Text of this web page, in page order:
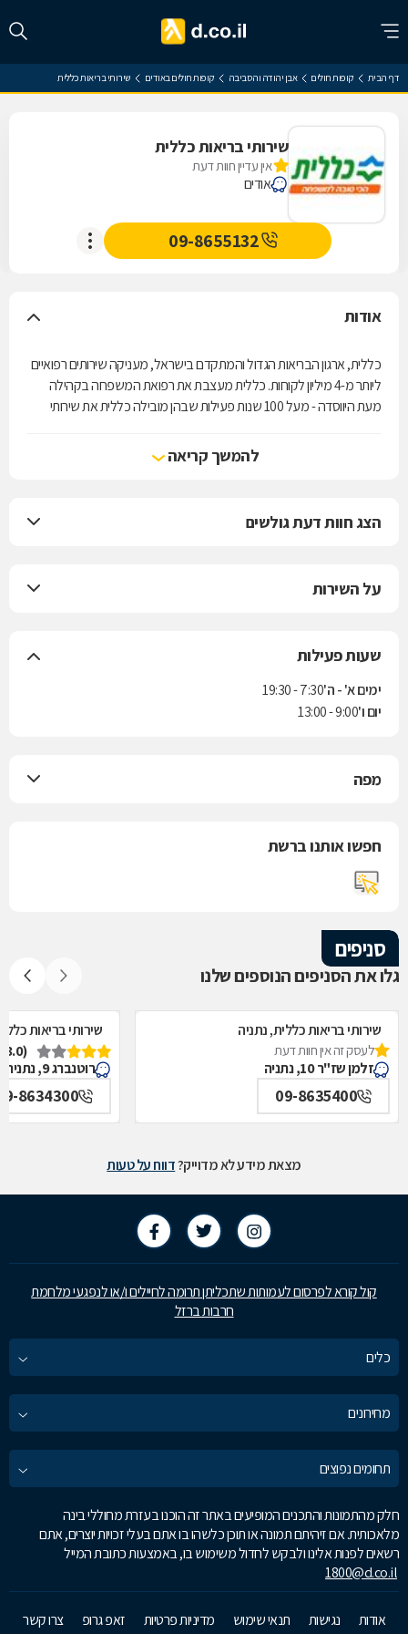
דף הבית קופות חולים אבן יהודה והסביבה קופות חולים באודים שירותי בריאות כללית
שירותי בריאות כללית
אין עדיין חוות דעת
אודים
09-8655132
אודות
כללית, ארגון הבריאות הגדול והמתקדם בישראל, מעניקה שירותים רפואיים
ליותר מ-4 מיליון לקוחות. כללית מעצבת את רפואת המשפחה בקהילה
מעת היווסדה - מעל 100 שנות פעילות שבהן מובילה כללית את שירותי
להמשך קריאה
הצג חוות דעת גולשים
על השירות
שעות פעילות
ימים א' - ה'7:30 - 19:30
יום ו'9:00 - 13:00
מפה
חפשו אותנו ברשת
סניפים
גלו את הסניפים הנוספים שלנו
שירותי בריאות כללית, נתניה
לעסק זה אין חוות דעת
זלמן שז"ר 10, נתניה
09-8635400
שירותי בריאות
(3.0)
רוטנברג 9, נתניה
8634300
מצאת מידע לא מדוייק?דווח על טעות
קול קורא לפרסום לעמותות שתכליתן תרומה לחיילים ו/או לנפגעי מלחמת
חרבות ברזל
כלים
מחירונים
תחומים נפוצים
חלק מהתמונות והתכנים המופיעים באתר זה הוכנו בעזרת מחוללי בינה
מלאכותית. אם זיהיתם תמונה או תוכן כלשהו בו אתם בעלי זכויות יוצרים, אתם
רשאים לפנות אלינו ולבקש לחדול משימוש בו, באמצעות כתובת המייל
1800@d.co.il
אודות נגישות תנאי שימוש מדיניות פרטיות זאפ גרופ צרו קשר